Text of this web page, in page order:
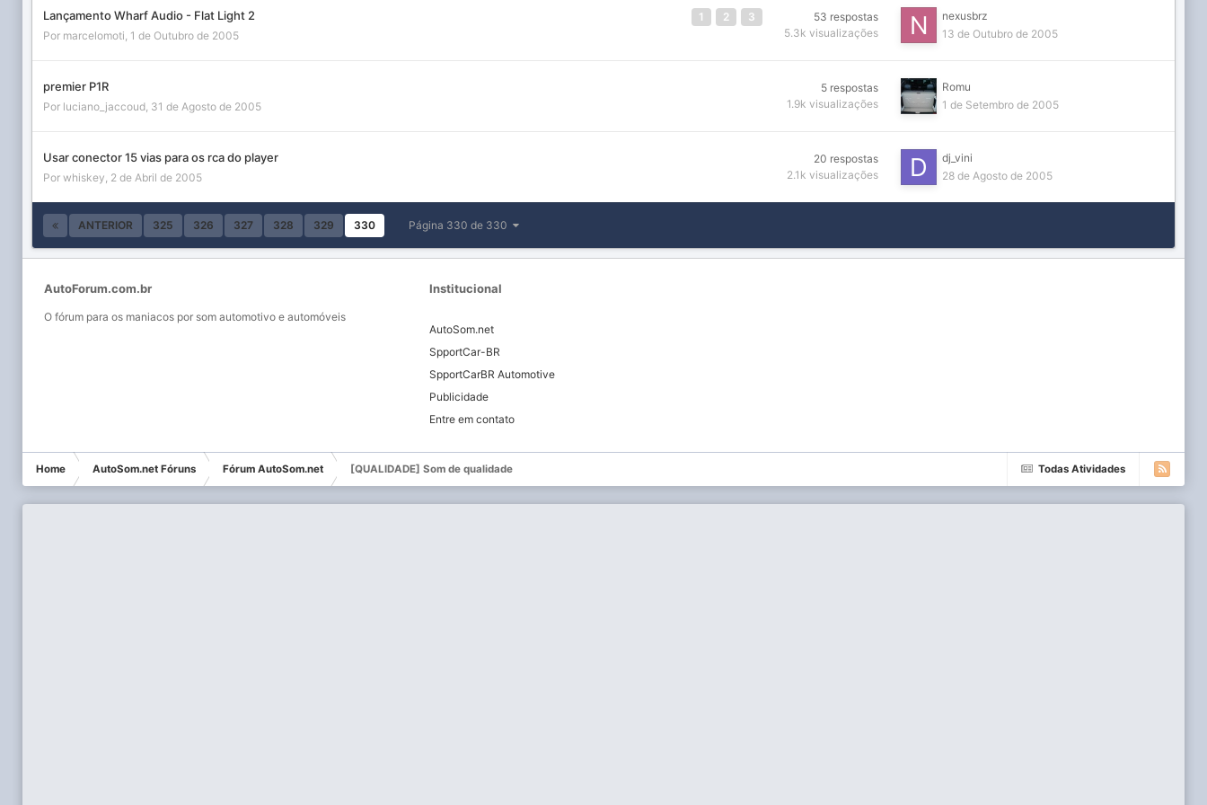
Lançamento Wharf Audio - Flat Light 2 1 2
3
Por marcelomoti 1 de Outubro de 2005
53 respostas
5.3k visualizações
nexusbrz
13 de Outubro de 2005
premier P1R
Por luciano_jaccoud 31 de Agosto de 2005
5 respostas
1.9k visualizações
Romu
1 de Setembro de 2005
Usar conector 15 vias para os rca do player
Por whiskey 2 de Abril de 2005
20 respostas
2.1k visualizações
dj_vini
28 de Agosto de 2005
ANTERIOR 325 326 327 328 329 330 Página 330 de 330
AutoForum.com.br
O fórum para os maniacos por som automotivo e automóveis
Institucional
AutoSom.net
SpportCar-BR
SpportCarBR Automotive
Publicidade
Entre em contato
Todas Atividades
Home AutoSom.net Fóruns Fórum AutoSom.net [QUALIDADE] Som de qualidade